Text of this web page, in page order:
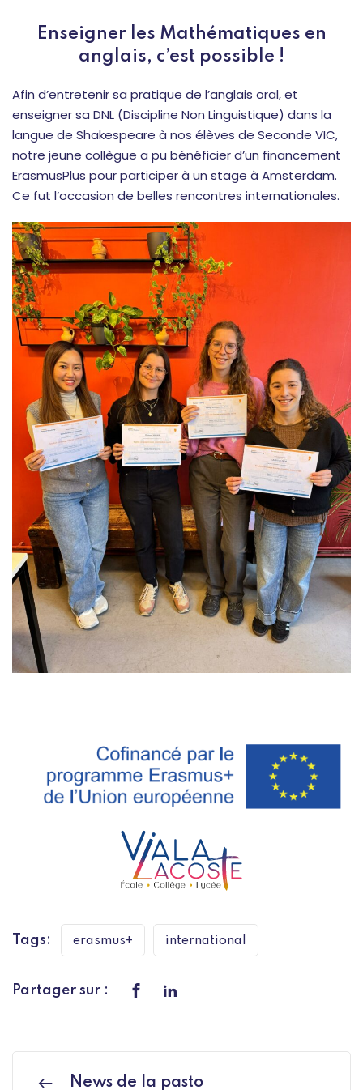
Enseigner les Mathématiques en
anglais, c’est possible !
Afin d’entretenir sa pratique de l’anglais oral, et
enseigner sa DNL (Discipline Non Linguistique) dans la
langue de Shakespeare à nos élèves de Seconde VIC,
notre jeune collègue a pu bénéficier d’un financement
ErasmusPlus pour participer à un stage à Amsterdam.
Ce fut l’occasion de belles rencontres internationales.
Tags: erasmus+ international
Partager sur :
News de la pasto